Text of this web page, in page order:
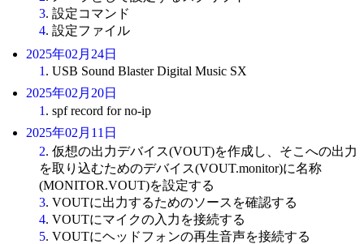
3. 設定コマンド
4. 設定ファイル
2025年02月24日
1 . USB Sound Blaster Digital Music SX
2025年02月20日
1 . spf record for no-ip
2025年02月11日
2. 仮想の出力デバイス(VOUT)を作成し、そこへの出力
を取り込むためのデバイス(VOUT.monitor)に名称
(MONITOR.VOUT)を設定する
3. VOUTに出力するためのソースを確認する
4. VOUTにマイクの入力を接続する
5. VOUTにヘッドフォンの再生音声を接続する